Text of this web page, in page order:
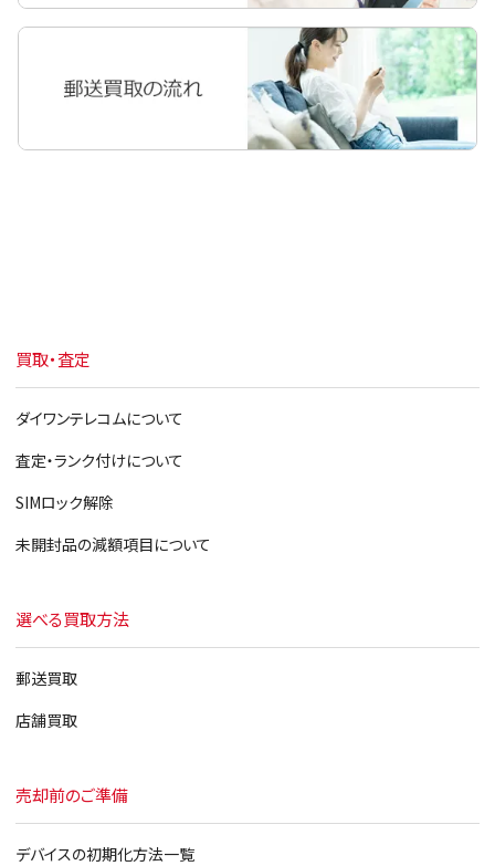
買取・査定
ダイワンテレコムについて
査定・ランク付けについて
SIMロック解除
未開封品の減額項目について
選べる買取方法
郵送買取
店舗買取
売却前のご準備
デバイスの初期化方法一覧